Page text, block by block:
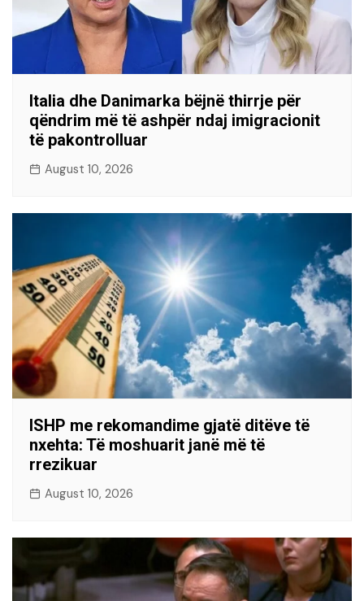
Italia dhe Danimarka bëjnë thirrje për
qëndrim më të ashpër ndaj imigracionit
të pakontrolluar
August 10, 2026
ISHP me rekomandime gjatë ditëve të
nxehta: Të moshuarit janë më të
rrezikuar
August 10, 2026